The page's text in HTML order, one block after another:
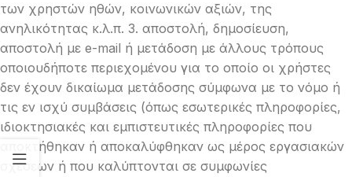
των χρηστών ηθών, κοινωνικών αξιών, της
ανηλικότητας κ.λ.π. 3. αποστολή, δημοσίευση,
αποστολή με e-mail ή μετάδοση με άλλους τρόπους
οποιουδήποτε περιεχομένου για το οποίο οι χρήστες
δεν έχουν δικαίωμα μετάδοσης σύμφωνα με το νόμο ή
τις εν ισχύ συμβάσεις (όπως εσωτερικές πληροφορίες,
ιδιοκτησιακές και εμπιστευτικές πληροφορίες που
αποκτήθηκαν ή αποκαλύφθηκαν ως μέρος εργασιακών
σχέσεων ή που καλύπτονται σε συμφωνίες